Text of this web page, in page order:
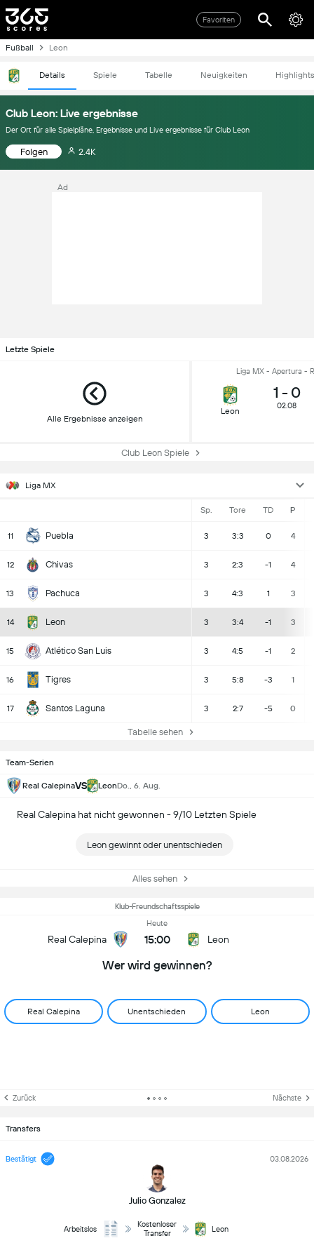
Favoriten
Fußball Leon
Details Spiele Tabelle Neuigkeiten Highlights
Club Leon: Live ergebnisse
Der Ort für alle Spielpläne, Ergebnisse und Live ergebnisse für Club Leon
Folgen 2.4K
Ad
Letzte Spiele
Alle Ergebnisse anzeigen
Liga MX - Apertura -
Leon
1 - 0
02.08
Club Leon Spiele
Liga MX
Sp. Tore TD P
11 Puebla 3 3:3 0 4
12 Chivas 3 2:3 -1 4
13 Pachuca 3 4:3 1 3
14 Leon 3 3:4 -1 3
15 Atlético San Luis 3 4:5 -1 2
16 Tigres 3 5:8 -3 1
17 Santos Laguna 3 2:7 -5 0
Tabelle sehen
Team-Serien
Real CalepinaVS LeonDo., 6. Aug.
Real Calepina hat nicht gewonnen - 9/10 Letzten Spiele
Leon gewinnt oder unentschieden
Alles sehen
Klub-Freundschaftsspiele
Real Calepina
Heute
15:00 Leon
Wer wird gewinnen?
Real Calepina Unentschieden Leon
Zurück Nächste
Transfers
Bestätigt
Julio Gonzalez
03.08.2026
Arbeitslos
Kostenloser
Transfer
Leon